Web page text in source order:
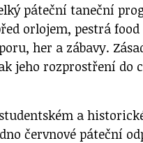
páteční taneční
orlojem, pestrá
her a zábavy.
jeho rozprostření do
a
červnové páteční